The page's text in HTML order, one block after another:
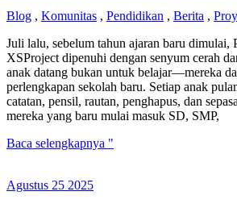
dan
Mahasiswa
Yayasan
XSProject
Blog , Komunitas , Pendidikan , Berita ,
Juli lalu, sebelum tahun ajaran baru dimulai,
XSProject dipenuhi dengan senyum cerah
anak datang bukan untuk belajar—mereka
perlengkapan sekolah baru. Setiap anak
catatan, pensil, rautan, penghapus, dan
mereka yang baru mulai masuk SD, SMP,
Tahun
Harapan
Baca selengkapnya "
Agustus 25 2025